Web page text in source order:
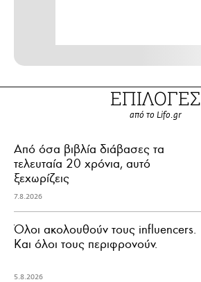
ΕΠΙΛΟΓΕΣ
από το Lifo.gr
Από όσα βιβλία διάβασες τα
τελευταία 20 χρόνια, αυτό
ξεχωρίζεις
7.8.2026
Όλοι ακολουθούν τους influencers.
Και όλοι τους περιφρονούν.
5.8.2026